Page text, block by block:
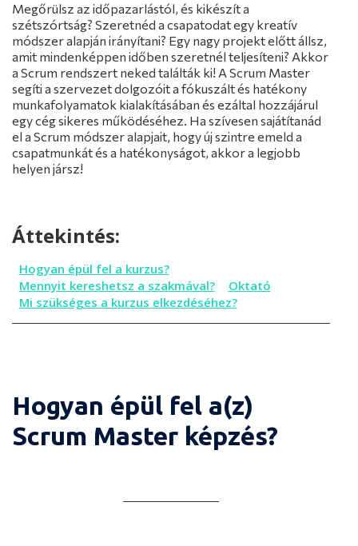
Megőrülsz az időpazarlástól, és kikészít a
szétszórtság? Szeretnéd a csapatodat egy kreatív
módszer alapján irányítani? Egy nagy projekt előtt állsz,
amit mindenképpen időben szeretnél teljesíteni? Akkor
a Scrum rendszert neked találták ki! A Scrum Master
segíti a szervezet dolgozóit a fókuszált és hatékony
munkafolyamatok kialakításában és ezáltal hozzájárul
egy cég sikeres működéséhez. Ha szívesen sajátítanád
el a Scrum módszer alapjait, hogy új szintre emeld a
csapatmunkát és a hatékonyságot, akkor a legjobb
helyen jársz!
Áttekintés:
Hogyan épül fel a kurzus?
Mennyit kereshetsz a szakmával?
Oktató
Mi szükséges a kurzus elkezdéséhez?
Hogyan épül fel a kurzus?
Mennyit kereshetsz a szakmával?
Hogyan épül fel a(z)
Scrum Master képzés?